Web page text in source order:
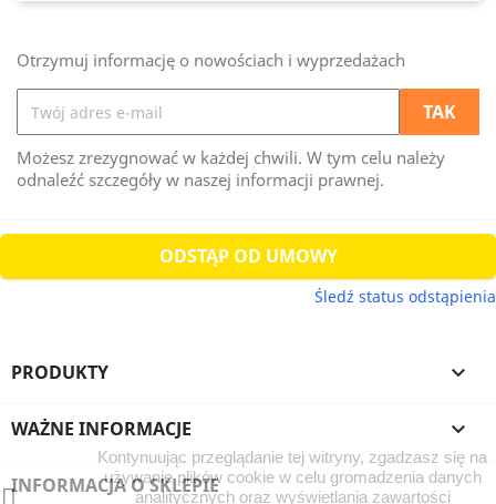
Otrzymuj informację o nowościach i wyprzedażach
Możesz zrezygnować w każdej chwili. W tym celu należy
odnaleźć szczegóły w naszej informacji prawnej.
ODSTĄP OD UMOWY
Śledź status odstąpienia
PRODUKTY 
WAŻNE INFORMACJE 
INFORMACJA O SKLEPIE
Kontynuując przeglądanie tej witryny, zgadzasz się na
używanie plików cookie w celu gromadzenia danych
analitycznych oraz wyświetlania zawartości